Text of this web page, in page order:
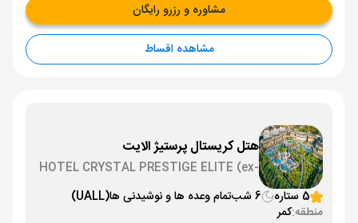
مشاوره و رزرو رایگان
مشاهده اقساط
هتل کریستال پرستیژ الایت
HOTEL CRYSTAL PRESTIGE ELITE (ex-
5 ستاره 6 شب تمام وعده ها و نوشیدنی ها(UALL)
منطقه:کمر